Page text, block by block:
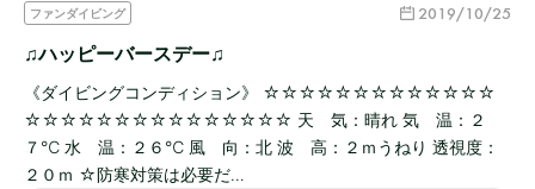
ファンダイビング 2019/10/25
♫ハッピーバースデー♫
《ダイビングコンディション》 ☆☆☆☆☆☆☆☆☆☆☆☆☆
☆☆☆☆☆☆☆☆☆☆☆☆☆☆☆ 天 気：晴れ 気 温：２
７℃ 水 温：２６℃ 風 向：北 波 高：２ｍうねり 透視度：
２０ｍ ☆防寒対策は必要だ…